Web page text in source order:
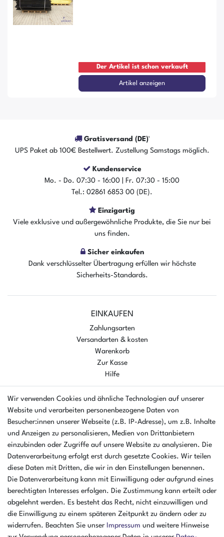
Der Artikel ist schon verkauft
Artikel anzeigen
Gratisversand (DE)¹
UPS Paket ab 100€ Bestellwert. Zustellung Samstags möglich.
Kundenservice
Mo. - Do. 07:30 - 16:00 | Fr. 07:30 - 15:00
Tel.: 02861 6853 00 (DE).
Einzigartig
Viele exklusive und außergewöhnliche Produkte, die Sie nur bei
uns finden.
Sicher einkaufen
Dank verschlüsselter Übertragung erfüllen wir höchste
Sicherheits-Standards.
EINKAUFEN
Zahlungsarten
Versandarten & kosten
Warenkorb
Zur Kasse
Hilfe
Ankaufformular
Kontakt
Datenschutzerklärung
Batterieverordnung
AGB
Impressum
ÜBER UNS
AMIKON GMBH
Einsteinstr. 8a
46325 Borken
Deutschland
Wir verwenden Cookies und ähnliche Technologien auf unserer
Website und verarbeiten personenbezogene Daten von
Besucher:innen unserer Webseite (z.B. IP-Adresse), um z.B. Inhalte
und Anzeigen zu personalisieren, Medien von Drittanbietern
einzubinden oder Zugriffe auf unsere Website zu analysieren. Die
Datenverarbeitung erfolgt erst durch gesetzte Cookies. Wir teilen
diese Daten mit Dritten, die wir in den Einstellungen benennen.
Die Datenverarbeitung kann mit Einwilligung oder aufgrund eines
berechtigten Interesses erfolgen. Die Zustimmung kann erteilt oder
abgelehnt werden. Es besteht das Recht, nicht einzuwilligen und
die Einwilligung zu einem späteren Zeitpunkt zu ändern oder zu
widerrufen. Beachten Sie unser Impressum und weitere Hinweise